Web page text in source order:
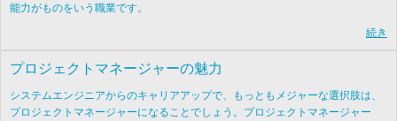
能力がものをいう職業です。
続き
プロジェクトマネージャーの魅力
システムエンジニアからのキャリアアップで、もっともメジャーな選択肢は、
プロジェクトマネージャーになることでしょう。プロジェクトマネージャー